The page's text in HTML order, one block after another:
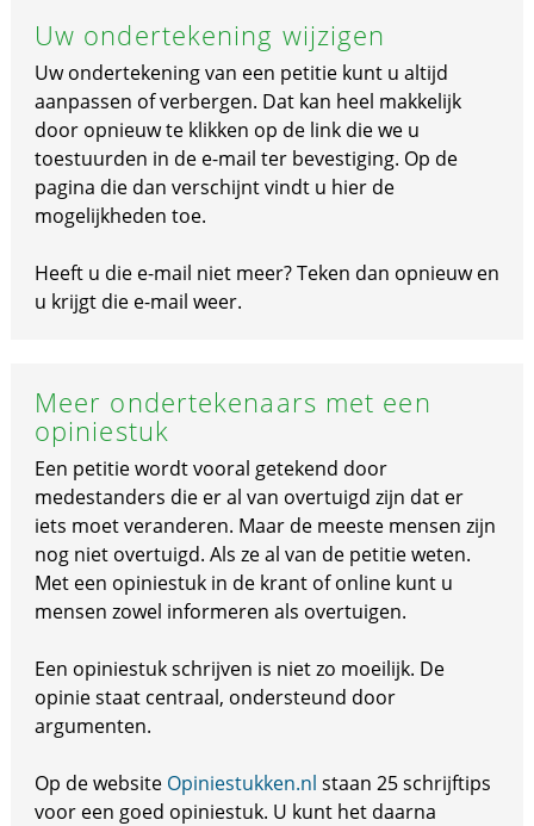
Uw ondertekening wijzigen
Uw ondertekening van een petitie kunt u altijd
aanpassen of verbergen. Dat kan heel makkelijk
door opnieuw te klikken op de link die we u
toestuurden in de e-mail ter bevestiging. Op de
pagina die dan verschijnt vindt u hier de
mogelijkheden toe.
Heeft u die e-mail niet meer? Teken dan opnieuw en
u krijgt die e-mail weer.
Meer ondertekenaars met een
opiniestuk
Een petitie wordt vooral getekend door
medestanders die er al van overtuigd zijn dat er
iets moet veranderen. Maar de meeste mensen zijn
nog niet overtuigd. Als ze al van de petitie weten.
Met een opiniestuk in de krant of online kunt u
mensen zowel informeren als overtuigen.
Een opiniestuk schrijven is niet zo moeilijk. De
opinie staat centraal, ondersteund door
argumenten.
Op de website Opiniestukken.nl staan 25 schrijftips
voor een goed opiniestuk. U kunt het daarna